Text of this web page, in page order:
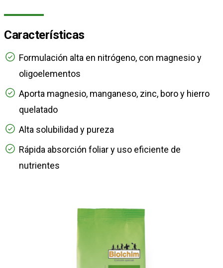
Características
Formulación alta en nitrógeno, con magnesio y
oligoelementos
Aporta magnesio, manganeso, zinc, boro y hierro
quelatado
Alta solubilidad y pureza
Rápida absorción foliar y uso eficiente de
nutrientes